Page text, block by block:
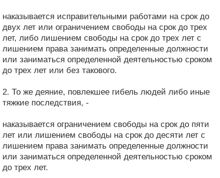
наказывается исправительными работами на срок до
двух лет или ограничением свободы на срок до трех
лет, либо лишением свободы на срок до трех лет с
лишением права занимать определенные должности
или заниматься определенной деятельностью сроком
до трех лет или без такового.
2. То же деяние, повлекшее гибель людей либо иные
тяжкие последствия, -
наказывается ограничением свободы на срок до пяти
лет или лишением свободы на срок до десяти лет с
лишением права занимать определенные должности
или заниматься определенной деятельностью сроком
до трех лет.